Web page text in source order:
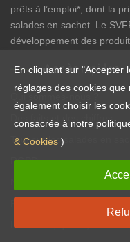
prêts à l’emploi*, dont la
salades en sachet. Le
développement des
Accès rapides
Qui sommes-nous ?
Des faits et des chiffres
Tout sur les salades en
RGPD
La salade, quand,
En cliquant sur "Accepter
réglages des cookies
également choisir les
consacrée à notre
& Cookies )